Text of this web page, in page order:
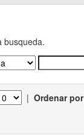
busqueda.
| Ordenar por